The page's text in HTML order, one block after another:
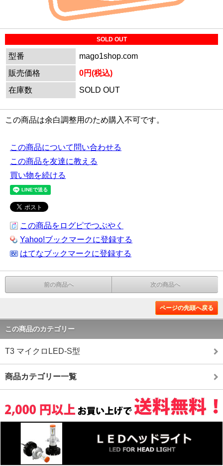
SOLD OUT
型番
mago1shop.com
販売価格
0円(税込)
在庫数
SOLD OUT
この商品は余白調整用のため購入不可です。
この商品について問い合わせる
この商品を友達に教える
買い物を続ける
この商品をログピでつぶやく
Yahoo!ブックマークに登録する
はてなブックマークに登録する
前の商品へ 次の商品へ
ページの先頭へ戻る
この商品のカテゴリー
T3 マイクロLED-S型
商品カテゴリー一覧